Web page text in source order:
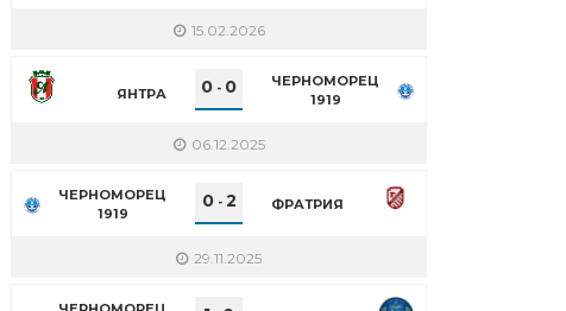
15.02.2026
ЯНТРА 0 - 0
ЧЕРНОМОРЕЦ
1919
06.12.2025
ЧЕРНОМОРЕЦ
1919
0- 2 ФРАТРИЯ
29.11.2025